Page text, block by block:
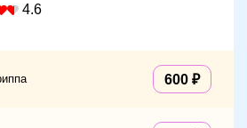
4.6
600